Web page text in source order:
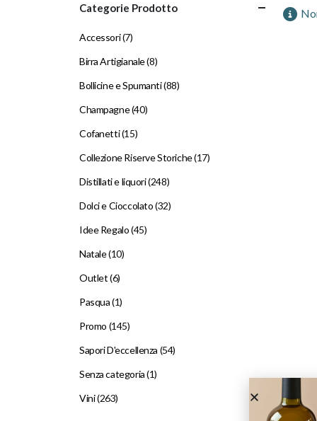
Categorie Prodotto
Accessori(7)
Birra Artigianale(8)
Bollicine e Spumanti(88)
Champagne(40)
Cofanetti(15)
Collezione Riserve Storiche(17)
Distillati e liquori(248)
Dolci e Cioccolato(32)
Idee Regalo(45)
Natale(10)
Outlet(6)
Pasqua(1)
Promo (145)
Sapori D'eccellenza (54)
Senza categoria(1)
Vini(263)